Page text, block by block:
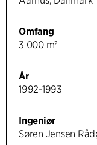
Omfang
3 000 m²
År
1992-1993
Ingeniør
Søren Jensen